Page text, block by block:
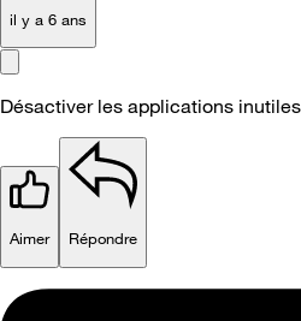
il y a 6 ans
Désactiver les applications
Aimer Répondre